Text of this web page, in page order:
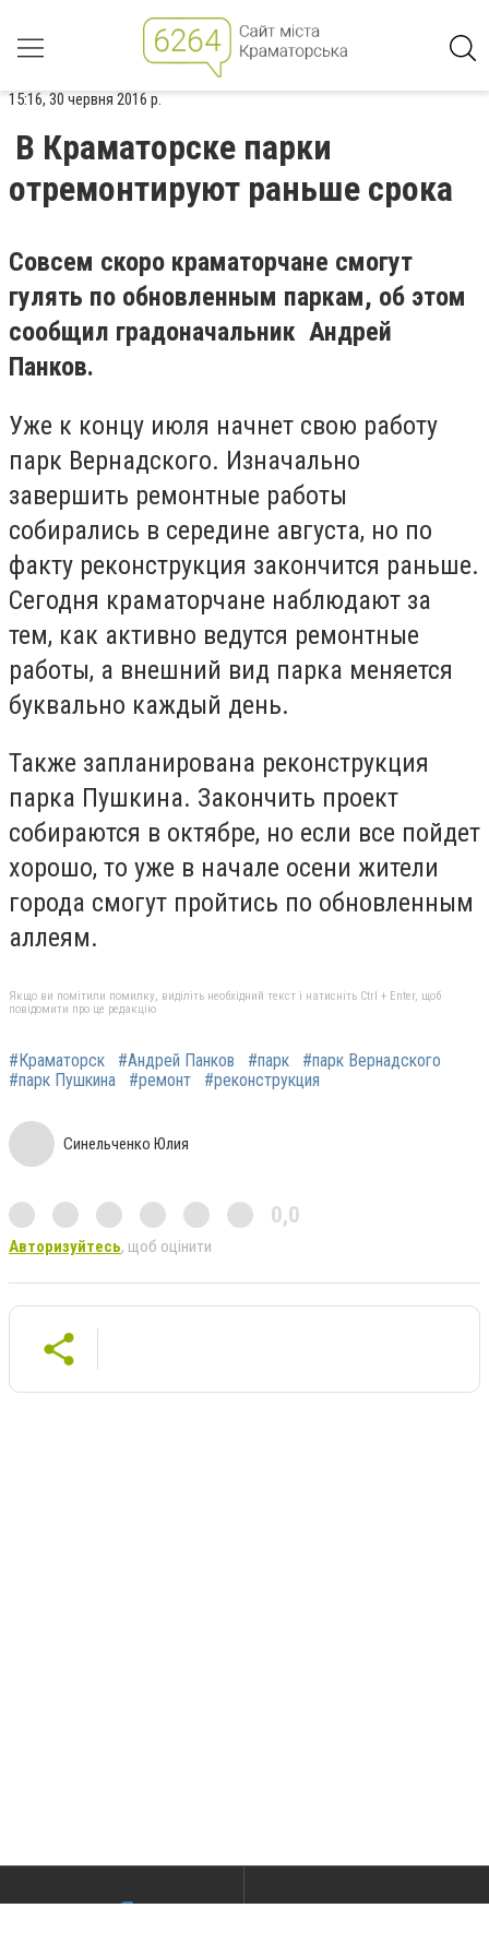
15:16, 30 червня 2016 р.
В Краматорске парки
отремонтируют раньше срока
Совсем скоро краматорчане смогут
гулять по обновленным паркам, об этом
сообщил градоначальник Андрей
Панков.
Уже к концу июля начнет свою работу
парк Вернадского. Изначально
завершить ремонтные работы
собирались в середине августа, но по
факту реконструкция закончится раньше.
Сегодня краматорчане наблюдают за
тем, как активно ведутся ремонтные
работы, а внешний вид парка меняется
буквально каждый день.
Также запланирована реконструкция
парка Пушкина. Закончить проект
собираются в октябре, но если все пойдет
хорошо, то уже в начале осени жители
города смогут пройтись по обновленным
аллеям.
Якщо ви помітили помилку, виділіть необхідний текст і натисніть Ctrl + Enter, щоб
повідомити про це редакцію
#Краматорск #Андрей Панков #парк
#парк Вернадского
#парк Пушкина
#ремонт #реконструкция
Синельченко Юлия
0,0
Авторизуйтесь, щоб оцінити